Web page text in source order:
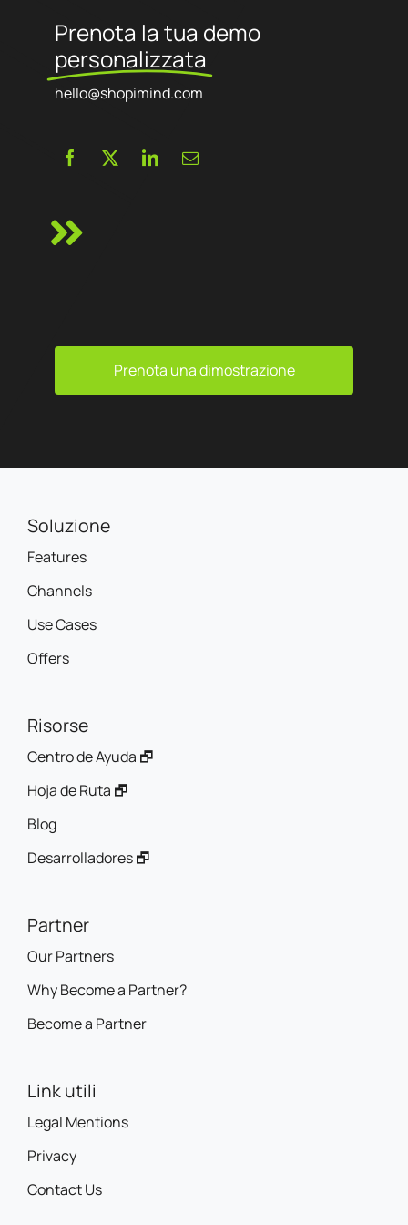
Prenota la tua demo
personalizzata
hello@shopimind.com
Prenota una dimostrazione
Soluzione
Features
Channels
Use Cases
Offers
Risorse
Centro de Ayuda 🗗
Hoja de Ruta 🗗
Blog
Desarrolladores 🗗
Partner
Our Partners
Why Become a Partner?
Become a Partner
Link utili
Legal Mentions
Privacy
Contact Us